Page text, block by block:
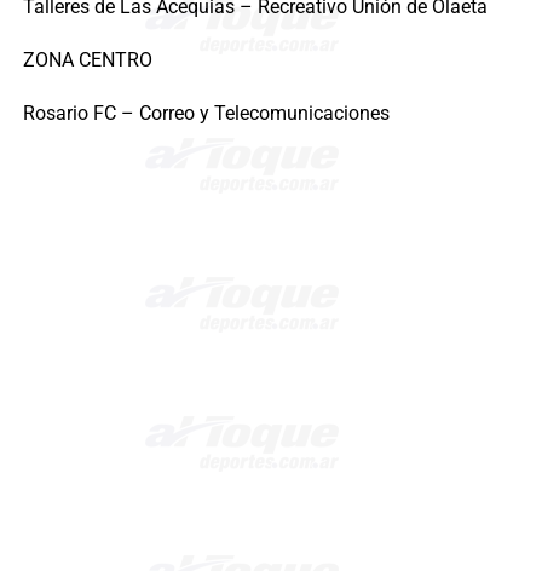
Talleres de Las Acequias – Recreativo Unión de Olaeta
ZONA CENTRO
Rosario FC – Correo y Telecomunicaciones